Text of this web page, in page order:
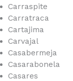
Carraspite
Carratraca
Cartajima
Carvajal
Casabermeja
Casarabonela
Casares